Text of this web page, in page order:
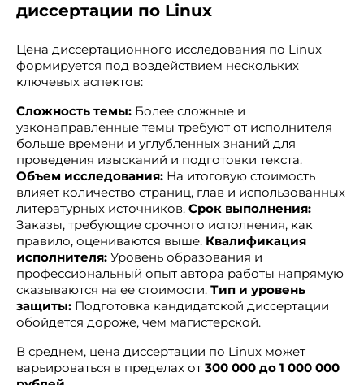
диссертации по Linux
Цена диссертационного исследования по Linux
формируется под воздействием нескольких
ключевых аспектов:
Сложность темы: Более сложные и
узконаправленные темы требуют от исполнителя
больше времени и углубленных знаний для
проведения изысканий и подготовки текста.
Объем исследования: На итоговую стоимость
влияет количество страниц, глав и использованных
литературных источников. Срок выполнения:
Заказы, требующие срочного исполнения, как
правило, оцениваются выше. Квалификация
исполнителя: Уровень образования и
профессиональный опыт автора работы напрямую
сказываются на ее стоимости. Тип и уровень
защиты: Подготовка кандидатской диссертации
обойдется дороже, чем магистерской.
В среднем, цена диссертации по Linux может
варьироваться в пределах от 300 000 до 1 000 000